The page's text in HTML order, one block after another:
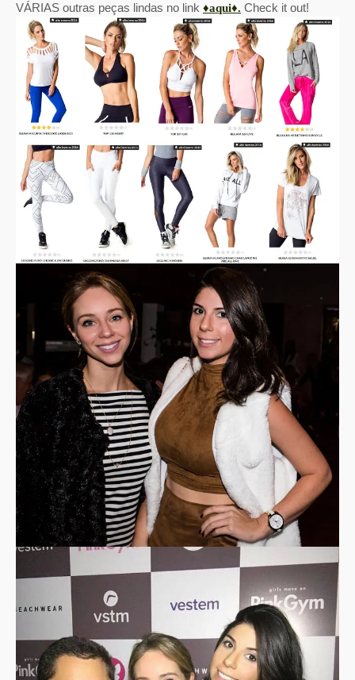
VÁRIAS outras peças lindas no link ♦aqui♦. Check it out!